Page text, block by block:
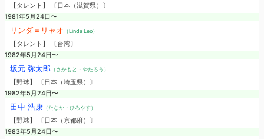
【タレント】 〔日本（滋賀県）〕
1981年5月24日〜
リンダ＝リャオ （Linda Leo）
【タレント】 〔台湾〕
1982年5月24日〜
坂元 弥太郎（さかもと・やたろう）
【野球】 〔日本（埼玉県）〕
1982年5月24日〜
田中 浩康（たなか・ひろやす）
【野球】 〔日本（京都府）〕
1983年5月24日〜